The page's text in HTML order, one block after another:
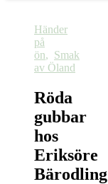
Händer
på
ön, Smak
av Öland
Röda
gubbar
hos
Eriksöre
Bärodling